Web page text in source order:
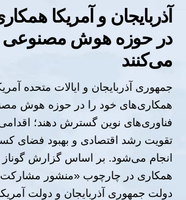
آذربایجان و آمریکا
در حوزه هوش مصنوعی
می‌کنند
جمهوری آذربایجان و ایالات متحده
همکاری‌های خود را در حوزه هوش
فناوری‌های نوین گسترش دهند؛
تقویت رشد اقتصادی و بهبود فضای
انجام می‌شود. بر اساس گزارش گوناز
همکاری در چارچوب «منشور مشارکت
دولت جمهوری آذربایجان و دولت